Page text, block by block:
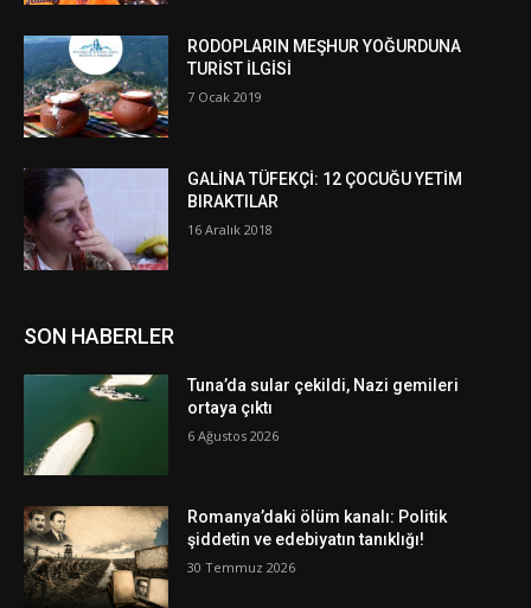
RODOPLARIN MEŞHUR YOĞURDUNA
TURİST İLGİSİ
7 Ocak 2019
GALİNA TÜFEKÇİ: 12 ÇOCUĞU YETİM
BIRAKTILAR
16 Aralık 2018
SON HABERLER
Tuna’da sular çekildi, Nazi gemileri
ortaya çıktı
6 Ağustos 2026
Romanya’daki ölüm kanalı: Politik
şiddetin ve edebiyatın tanıklığı!
30 Temmuz 2026